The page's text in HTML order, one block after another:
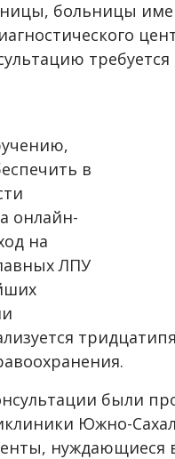
больницы
в
онлайн-
на
ЛПУ
были
Южно-
нуждающиеся